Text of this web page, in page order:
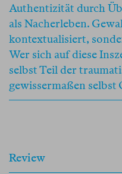
Authentizität durch
als Nacherleben.
kontextualisiert,
Wer sich auf diese
selbst Teil der
gewissermaßen selbst
Review